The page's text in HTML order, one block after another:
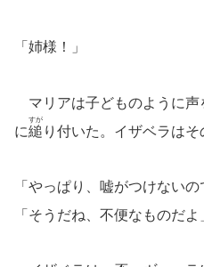
「姉様！」
マリアは子どものように声
に縋
すが
り付いた。イザベラはそ
「やっぱり、嘘がつけないの
「そうだね、不便なものだよ